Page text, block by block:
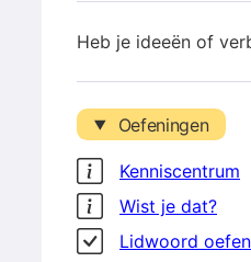
Heb je ideeën of
Oefeningen
Kenniscentrum
Wist je dat?
Lidwoord